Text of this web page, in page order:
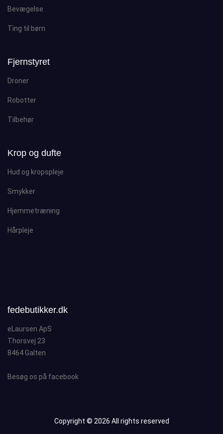
Bevægelse
Ting til børn
Fjernstyret
Droner
Robotter
Tilbehør
Krop og dufte
Hud og kropspleje
Smykker
Hjemmetræning
Hårpleje
fedebutikker.dk
eLaursen ApS
Thorsvej 23
8464 Galten
Besøg os på facebook
Copyright © 2026 All rights reserved